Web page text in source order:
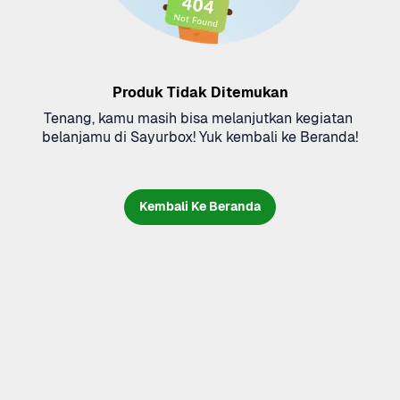
Produk Tidak Ditemukan
Tenang, kamu masih bisa melanjutkan kegiatan
belanjamu di Sayurbox! Yuk kembali ke Beranda!
Kembali Ke Beranda